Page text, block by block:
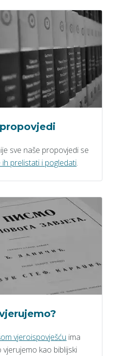
sve naše propovjedi se
ih prelistati i pogledati.
vjeroispovješću ima
kao biblijski